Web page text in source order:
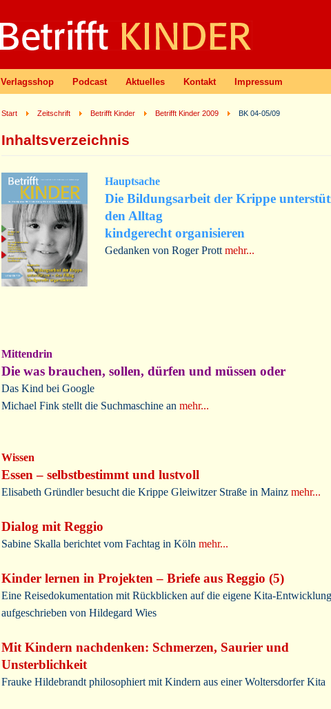
Verlagsshop Podcast Aktuelles Kontakt Impressum
Start Zeitschrift Betrifft Kinder Betrifft Kinder 2009 BK 04-05/09
Inhaltsverzeichnis
Hauptsache
Die Bildungsarbeit der Krippe
den Alltag
kindgerecht organisieren
Gedanken von Roger Prott mehr...
Mittendrin
Die was brauchen, sollen, dürfen und müssen oder
Das Kind bei Google
Michael Fink stellt die Suchmaschine an mehr...
Wissen
Essen – selbstbestimmt und lustvoll
Elisabeth Gründler besucht die Krippe Gleiwitzer Straße in Mainz mehr...
Dialog mit Reggio
Sabine Skalla berichtet vom Fachtag in Köln mehr...
Kinder lernen in Projekten – Briefe aus Reggio (5)
Eine Reisedokumentation mit Rückblicken auf die eigene Kita-
aufgeschrieben von Hildegard Wies
Mit Kindern nachdenken: Schmerzen, Saurier und
Unsterblichkeit
Frauke Hildebrandt philosophiert mit Kindern aus einer Woltersdorfer Kita